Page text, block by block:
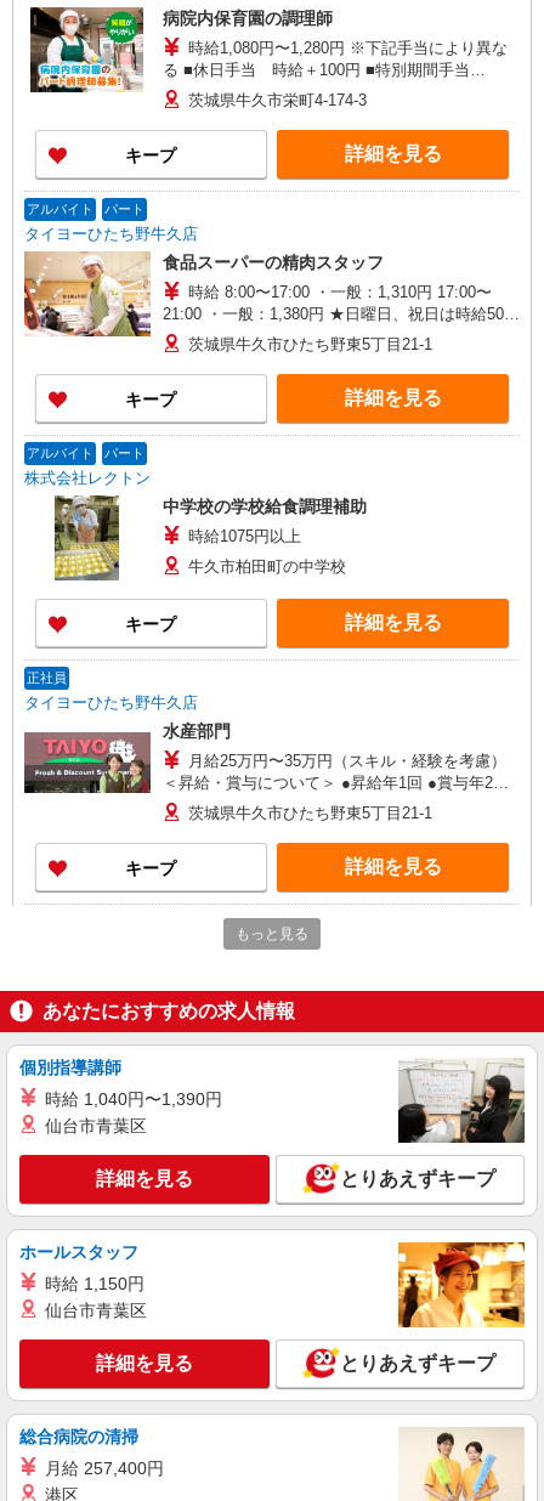
病院内保育園の調理師
時給1,080円〜1,280円 ※下記手当により異な
る ■休日手当 時給＋100円 ■特別期間手当
（GW、お盆、年末年始※会社カレンダーによ
る）時給＋200円
茨城県牛久市栄町4-174-3
キープ 詳細を見る
アルバイト パート
タイヨーひたち野牛久店
食品スーパーの精肉スタッフ
時給 8:00〜17:00 ・一般：1,310円 17:00〜
21:00 ・一般：1,380円 ★日曜日、祝日は時給50円
アップ（規定あり） ▼その他、待遇欄をご覧くだ
さい▼
茨城県牛久市ひたち野東5丁目21-1
キープ 詳細を見る
アルバイト パート
株式会社レクトン
中学校の学校給食調理補助
時給1075円以上
牛久市柏田町の中学校
キープ 詳細を見る
正社員
タイヨーひたち野牛久店
水産部門
月給25万円〜35万円（スキル・経験を考慮）
＜昇給・賞与について＞ ●昇給年1回 ●賞与年2回
（年間4.2ヶ月分／過去実績） ＜各種手当一覧＞ ●
交通費規定支給 ●資格手当 ＜年収例＞ ●30歳代：
年収450万円 ●40歳代：年収500万円
茨城県牛久市ひたち野東5丁目21-1
キープ 詳細を見る
月給25万円〜35万円（スキル・経験を考慮）
＜昇給・賞与について＞ ●昇給年1回 ●賞与年2回
（年間4.2ヶ月分／過去実績） ＜各種手当一覧＞ ●
年収450万円 ●40歳代：年収500万円
茨城県牛久市ひたち野東5丁目21-1
キープ 詳細を見る
もっと見る
あなたにおすすめの求人情報
個別指導講師
時給 1,040円〜1,390円
仙台市青葉区
詳細を見る とりあえずキープ
ホールスタッフ
時給 1,150円
仙台市青葉区
詳細を見る とりあえずキープ
総合病院の清掃
月給 257,400円
港区